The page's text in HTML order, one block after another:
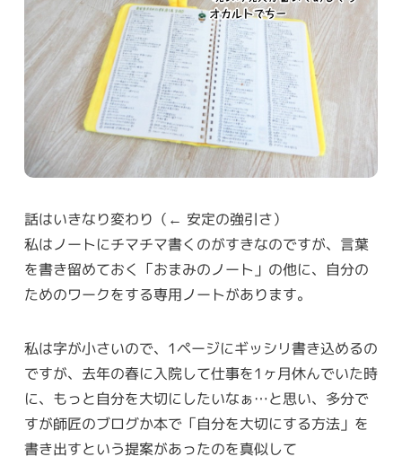
話はいきなり変わり（← 安定の強引さ）
私はノートにチマチマ書くのがすきなのですが、言葉
を書き留めておく「おまみのノート」の他に、自分の
ためのワークをする専用ノートがあります。
私は字が小さいので、1ページにギッシリ書き込めるの
ですが、去年の春に入院して仕事を1ヶ月休んでいた時
に、もっと自分を大切にしたいなぁ…と思い、多分で
すが師匠のブログか本で「自分を大切にする方法」を
書き出すという提案があったのを真似して